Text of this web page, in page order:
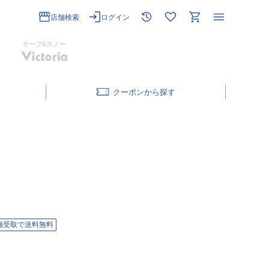
店舗検索 ログイン
サーフ&スノー
クーポン
受取で送料無料